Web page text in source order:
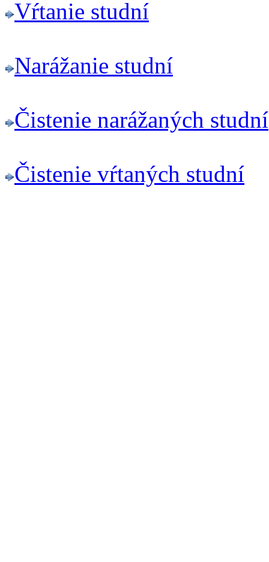
Vŕtanie studní
Narážanie studní
Čistenie narážaných studní
Čistenie vŕtaných studní